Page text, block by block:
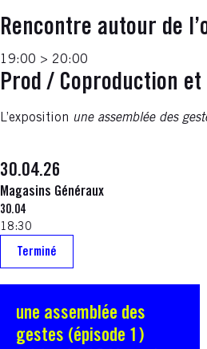
Rencontre autour de
19:00 > 20:00
Prod / Coproduction
L’exposition une assemblée des
30.04.26
Magasins Généraux
30.04
18:30
Terminé
une assemblée des
gestes (épisode 1)
S'ouvre dans une nouvelle fenêtre